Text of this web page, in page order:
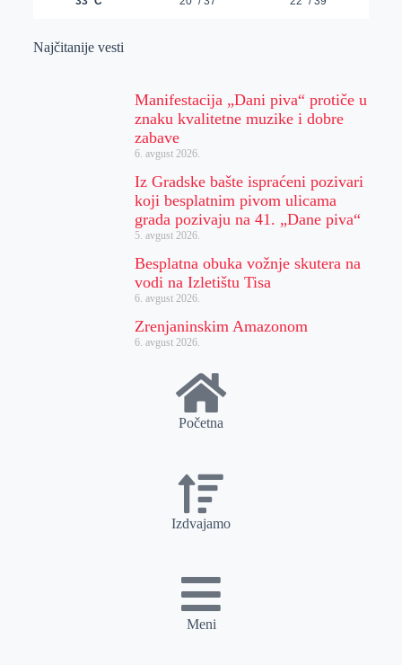
Najčitanije vesti
Manifestacija „Dani piva“ protiče u
znaku kvalitetne muzike i dobre
zabave
6. avgust 2026.
Iz Gradske bašte ispraćeni pozivari
koji besplatnim pivom ulicama
grada pozivaju na 41. „Dane piva“
5. avgust 2026.
Besplatna obuka vožnje skutera na
vodi na Izletištu Tisa
6. avgust 2026.
Zrenjaninskim Amazonom
6. avgust 2026.
Početna
Izdvajamo
Meni